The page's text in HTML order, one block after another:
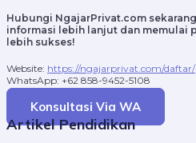
Hubungi NgajarPrivat.com
informasi lebih lanjut dan memulai
lebih sukses!
Website: https://ngajarprivat.com/daftar/
WhatsApp: +62 858-9452-5108
Konsultasi Via WA
Artikel Pendidikan